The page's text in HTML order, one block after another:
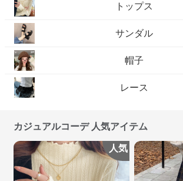
トップス
サンダル
帽子
レース
カジュアルコーデ 人気アイテム
人気